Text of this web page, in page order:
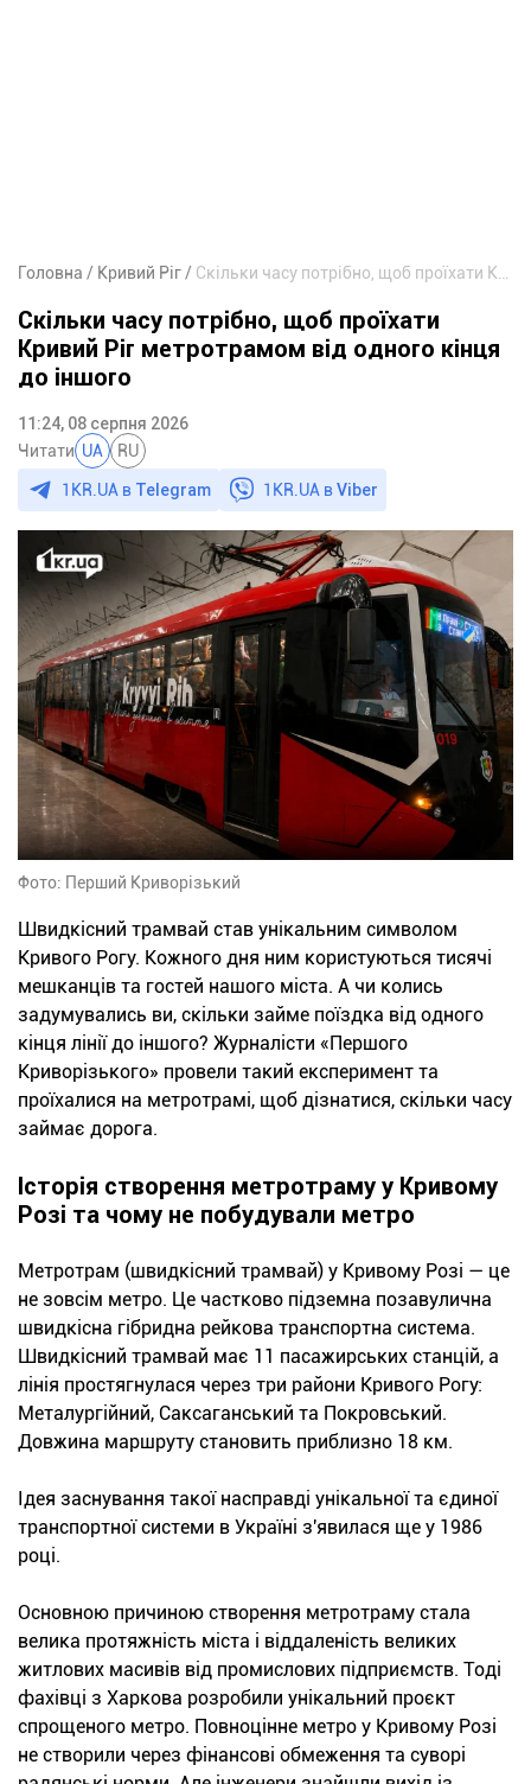
Головна Кривий Ріг
Скільки часу потрібно, щоб проїхати
Кривий Ріг метротрамом від одного кінця
до іншого
11:24, 08 серпня 2026
Читати UA RU
1KR.UA в Telegram 1KR.UA вViber
Фото: Перший Криворізький
Швидкісний трамвай став унікальним символом
Кривого Рогу. Кожного дня ним користуються тисячі
мешканців та гостей нашого міста. А чи колись
задумувались ви, скільки займе поїздка від одного
кінця лінії до іншого? Журналісти «Першого
Криворізького» провели такий експеримент та
проїхалися на метротрамі, щоб дізнатися, скільки часу
займає дорога.
Історія створення метротраму у Кривому
Розі та чому не побудували метро
Метротрам (швидкісний трамвай) у Кривому Розі — це
не зовсім метро. Це частково підземна позавулична
швидкісна гібридна рейкова транспортна система.
Швидкісний трамвай має 11 пасажирських станцій, а
лінія простягнулася через три райони Кривого Рогу:
Металургійний, Саксаганський та Покровський.
Довжина маршруту становить приблизно 18 км.
Ідея заснування такої насправді унікальної та єдиної
транспортної системи в Україні з'явилася ще у 1986
році.
Основною причиною створення метротраму стала
велика протяжність міста і віддаленість великих
житлових масивів від промислових підприємств. Тоді
фахівці з Харкова розробили унікальний проєкт
спрощеного метро. Повноцінне метро у Кривому Розі
не створили через фінансові обмеження та суворі